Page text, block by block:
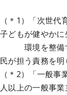
（＊1）「次世
子どもが健やか
環境を整備す
民が担う責務を明
（＊2）「一般
人以上の一般事